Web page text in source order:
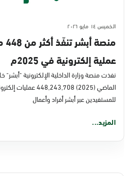
الخميس ١٤ مايو ٢٠٢٦
عملية إلكترونية في 2025م
نفذت منصة وزارة الداخلية الإلكترونية "أبشر"
الماضي (2025) 448,243,708 عمليات
للمستفيدين عبر أبشر أفراد وأعمال
المزيد...